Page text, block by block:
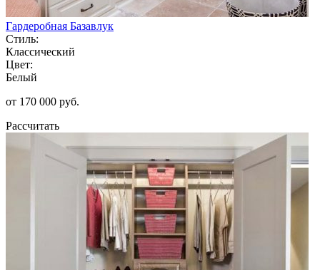
Гардеробная Базавлук
Стиль:
Классический
Цвет:
Белый
от 170 000 руб.
Рассчитать